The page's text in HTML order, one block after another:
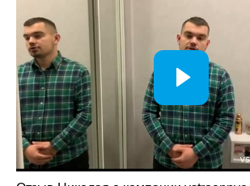
произведёт точные замеры
оптимальную конфигурацию.
Дизайн-проект — тщательно
оформление фасадов, фактуры
наполнение.
Согласование и запуск в
утверждаем детали проекта,
изготовления.
Изготовление, доставка и
аккуратная установка с гарантией